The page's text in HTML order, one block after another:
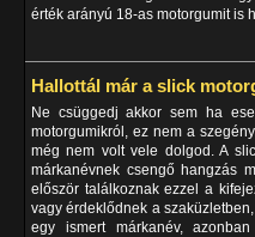
érték arányú 18-as motorgumit is
Hallottál már a slick
Ne csüggedj akkor sem ha
motorgumikról, ez nem a
még nem volt vele dolgod. A
márkanévnek csengő hangzás
először találkoznak ezzel a
vagy érdeklődnek a
egy ismert márkanév,